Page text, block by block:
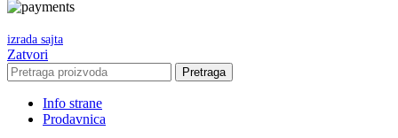
izrada sajta
Zatvori
Pretraga
Info strane
Prodavnica